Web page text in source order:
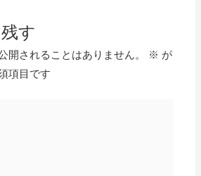
す
開されることはありません。 ※ が
項目です